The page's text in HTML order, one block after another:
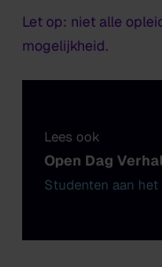
Let op: niet alle
mogelijkheid.
Lees ook
Open Dag
Studenten aan het